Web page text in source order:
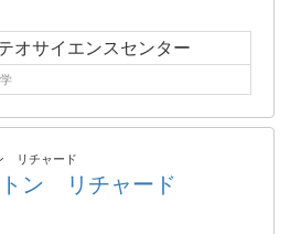
オサイエンスセンター
リチャード
ン リチャード